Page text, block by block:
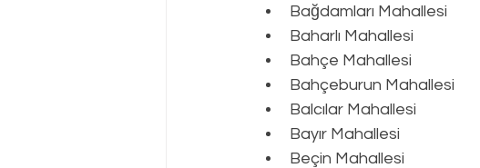
Bağdamları Mahallesi
Baharlı Mahallesi
Bahçe Mahallesi
Bahçeburun Mahallesi
Balcılar Mahallesi
Bayır Mahallesi
Beçin Mahallesi